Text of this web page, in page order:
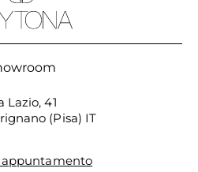
Lazio, 41
(Pisa) IT
appuntamento